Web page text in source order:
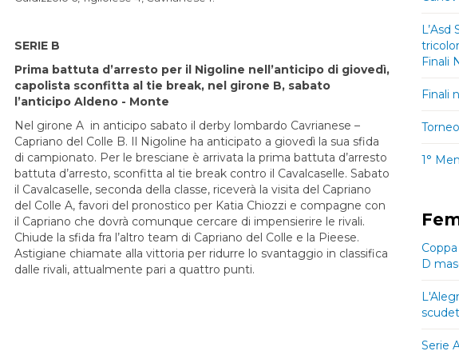
SERIE B
Prima battuta d’arresto per il Nigoline nell’anticipo di giovedì,
capolista sconfitta al tie break, nel girone B, sabato
l’anticipo Aldeno - Monte
Nel girone A in anticipo sabato il derby lombardo Cavrianese –
Capriano del Colle B. Il Nigoline ha anticipato a giovedì la sua sfida
di campionato. Per le bresciane è arrivata la prima battuta d’arresto
battuta d’arresto, sconfitta al tie break contro il Cavalcaselle. Sabato
il Cavalcaselle, seconda della classe, riceverà la visita del Capriano
del Colle A, favori del pronostico per Katia Chiozzi e compagne con
il Capriano che dovrà comunque cercare di impensierire le rivali.
Chiude la sfida fra l’altro team di Capriano del Colle e la Pieese.
Astigiane chiamate alla vittoria per ridurre lo svantaggio in classifica
dalle rivali, attualmente pari a quattro punti.
Finali
Finali
1°
D
Serie